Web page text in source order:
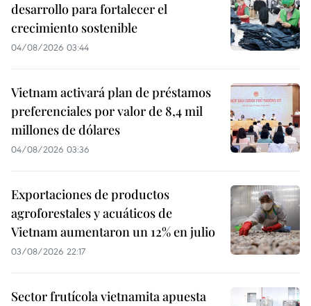
desarrollo para fortalecer el
crecimiento sostenible
04/08/2026 03:44
Vietnam activará plan de préstamos
preferenciales por valor de 8,4 mil
millones de dólares
04/08/2026 03:36
Exportaciones de productos
agroforestales y acuáticos de
Vietnam aumentaron un 12% en julio
03/08/2026 22:17
Sector frutícola vietnamita apuesta